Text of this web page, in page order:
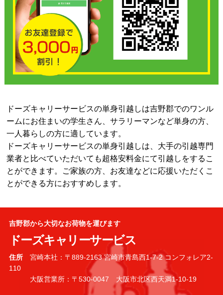
ドーズキャリーサービスの単身引越しは吉野郡でのワンル
ームにお住まいの学生さん、サラリーマンなど単身の方、
一人暮らしの方に適しています。
ドーズキャリーサービスの単身引越しは、大手の引越専門
業者と比べていただいても超格安料金にて引越しをするこ
とができます。ご家族の方、お友達などに応援いただくこ
とができる方におすすめします。
吉野郡から大切なお荷物を運びます
ドーズキャリーサービス
住所宮崎本社：〒889-2163 宮崎市青島西1-7-2 コンフォレア2-
110
大阪営業所：〒530-0047 大阪市北区西天満1-10-19